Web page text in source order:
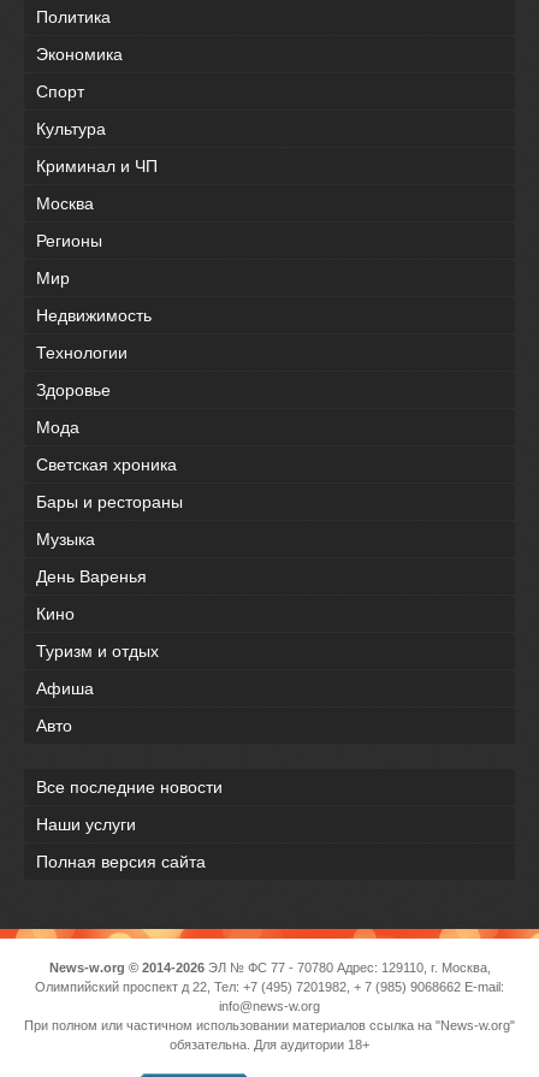
Политика
Экономика
Спорт
Культура
Криминал и ЧП
Москва
Регионы
Мир
Недвижимость
Технологии
Здоровье
Мода
Светская хроника
Бары и рестораны
Музыка
День Варенья
Кино
Туризм и отдых
Афиша
Авто
Все последние новости
Наши услуги
Полная версия сайта
News-w.org © 2014-2026ЭЛ № ФС 77 - 70780 Адрес: 129110, г. Москва,
Олимпийский проспект д 22, Тел: +7 (495) 7201982, + 7 (985) 9068662 E-mail:
info@news-w.org
При полном или частичном использовании материалов ссылка на "News-w.org"
обязательна. Для аудитории 18+